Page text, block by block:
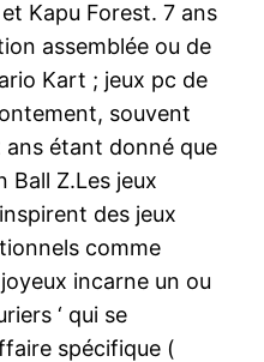
Kapu Forest. 7 ans
assemblée ou de
Kart ; jeux pc de
souvent
ans étant donné que
Ball Z.Les jeux
des jeux
comme
incarne un ou
‘ qui se
spécifique (